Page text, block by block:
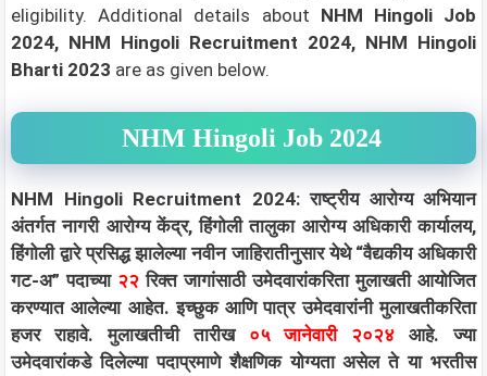
eligibility.Additional details about NHM Hingoli Job
2024, NHM Hingoli Recruitment 2024, NHM Hingoli
Bharti 2023 are as given below.
NHM Hingoli Job 2024
NHM Hingoli Recruitment 2024: राष्ट्रीय आरोग्य अभियान
अंतर्गत नागरी आरोग्य केंद्र, हिंगोली तालुका आरोग्य अधिकारी कार्यालय,
हिंगोली द्वारे प्रसिद्ध झालेल्या नवीन जाहिरातीनुसार येथे “वैद्यकीय अधिकारी
गट-अ” पदाच्या २२रिक्त जागांसाठी उमेदवारांकरिता मुलाखती आयोजित
करण्यात आलेल्या आहेत. इच्छुक आणि पात्र उमेदवारांनी मुलाखतीकरिता
हजर राहावे. मुलाखतीची तारीख ०५ जानेवारी २०२४ आहे. ज्या
उमेदवारांकडे दिलेल्या पदाप्रमाणे शैक्षणिक योग्यता असेल ते या भरतीस